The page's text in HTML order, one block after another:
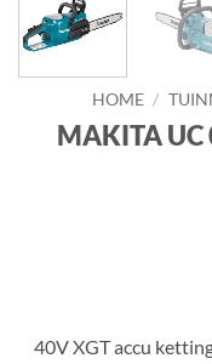
HOME /
MAKITA UC
40V XGT accu